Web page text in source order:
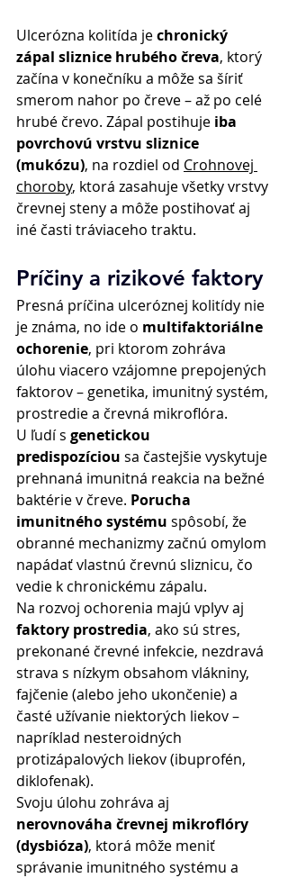
Ulcerózna kolitída je chronický
zápal sliznice hrubého čreva, ktorý
začína v konečníku a môže sa šíriť
smerom nahor po čreve – až po celé
hrubé črevo. Zápal postihuje iba
povrchovú vrstvu sliznice
(mukózu), na rozdiel od Crohnovej
choroby, ktorá zasahuje všetky vrstvy
črevnej steny a môže postihovať aj
iné časti tráviaceho traktu.
Príčiny a rizikové faktory
Presná príčina ulceróznej kolitídy nie
je známa, no ide o multifaktoriálne
ochorenie, pri ktorom zohráva
úlohu viacero vzájomne prepojených
faktorov – genetika, imunitný systém,
prostredie a črevná mikroflóra.
U ľudí s genetickou
predispozíciou sa častejšie vyskytuje
prehnaná imunitná reakcia na bežné
baktérie v čreve. Porucha
imunitného systému spôsobí, že
obranné mechanizmy začnú omylom
napádať vlastnú črevnú sliznicu, čo
vedie k chronickému zápalu.
Na rozvoj ochorenia majú vplyv aj
faktory prostredia, ako sú stres,
prekonané črevné infekcie, nezdravá
strava s nízkym obsahom vlákniny,
fajčenie (alebo jeho ukončenie) a
časté užívanie niektorých liekov –
napríklad nesteroidných
protizápalových liekov (ibuprofén,
diklofenak).
Svoju úlohu zohráva aj
nerovnováha črevnej mikroflóry
(dysbióza), ktorá môže meniť
správanie imunitného systému a